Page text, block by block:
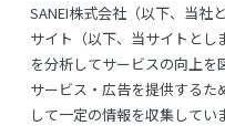
SANEI株式会社（以下、当社
サイト（以下、当サイトと
を分析してサービスの向上
サービス・広告を提供する
して一定の情報を収集して